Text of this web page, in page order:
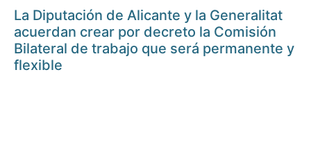
La Diputación de Alicante y la Generalitat
acuerdan crear por decreto la Comisión
Bilateral de trabajo que será permanente y
flexible